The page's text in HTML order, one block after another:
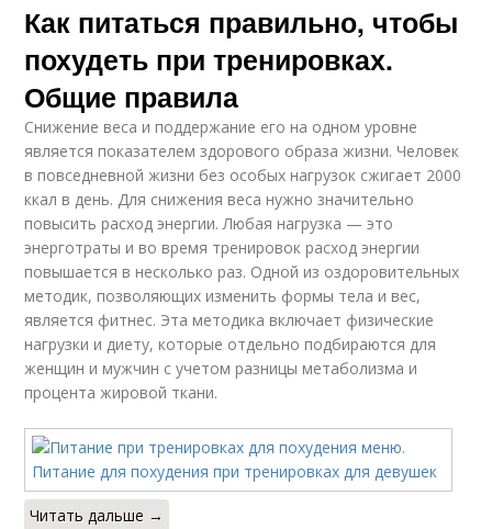
Как питаться правильно, чтобы
похудеть при тренировках.
Общие правила
Снижение веса и поддержание его на одном уровне
является показателем здорового образа жизни. Человек
в повседневной жизни без особых нагрузок сжигает 2000
ккал в день. Для снижения веса нужно значительно
повысить расход энергии. Любая нагрузка — это
энерготраты и во время тренировок расход энергии
повышается в несколько раз. Одной из оздоровительных
методик, позволяющих изменить формы тела и вес,
является фитнес. Эта методика включает физические
нагрузки и диету, которые отдельно подбираются для
женщин и мужчин с учетом разницы метаболизма и
процента жировой ткани.
Читать дальше →